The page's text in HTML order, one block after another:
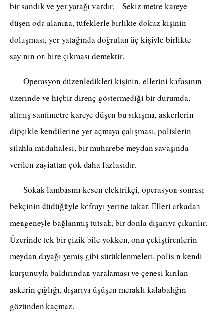
bir sandık ve yer yatağı vardır. Sekiz metre kareye
düşen oda alanına, tüfeklerle birlikte dokuz kişinin
doluşması, yer yatağında doğrulan üç kişiyle birlikte
sayının on bire çıkması demektir.
Operasyon düzenledikleri kişinin, ellerini kafasının
üzerinde ve hiçbir direnç göstermediği bir durumda,
altmış santimetre kareye düşen bu sıkışma, askerlerin
dipçikle kendilerine yer açmaya çalışması, polislerin
silahla müdahalesi, bir muharebe meydan savaşında
verilen zayiattan çok daha fazlasıdır.
Sokak lambasını kesen elektrikçi, operasyon sonrası
bekçinin düdüğüyle kofrayı yerine takar. Elleri arkadan
mengeneyle bağlanmış tutsak, bir donla dışarıya çıkarılır.
Üzerinde tek bir çizik bile yokken, onu çekiştirenlerin
meydan dayağı yemiş gibi sürüklenmeleri, polisin kendi
kurşunuyla baldırından yaralaması ve çenesi kırılan
askerin çığlığı, dışarıya üşüşen meraklı kalabalığın
gözünden kaçmaz.